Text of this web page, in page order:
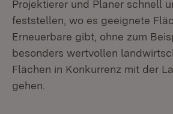
Projektierer und Planer schnell
feststellen, wo es geeignete
Erneuerbare gibt, ohne zum
besonders wertvollen
Flächen in Konkurrenz mit der
gehen.